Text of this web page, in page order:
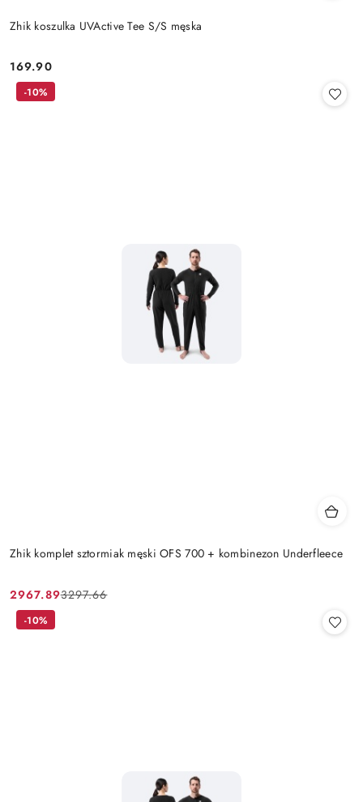
Zhik koszulka UVActive Tee S/S męska
Cena:
169.90
Zhik komplet sztormiak męski OFS 700 + kombinezon Underfleece
Cena
promocyjna:
2967.89
Cena
przed
3297.66
-10%
-10%